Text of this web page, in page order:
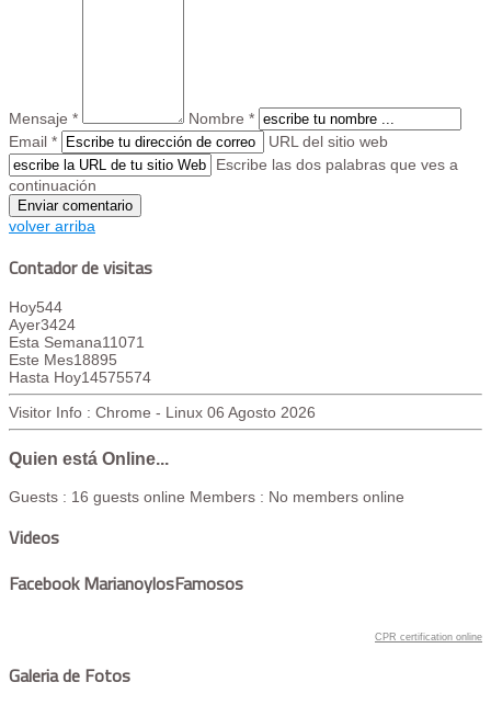
Mensaje *
Nombre *
Email *
URL del sitio web
Escribe las dos palabras que ves a
continuación
volver arriba
Contador de visitas
Hoy544
Ayer3424
Esta Semana11071
Este Mes18895
Hasta Hoy14575574
Visitor Info : Chrome - Linux 06 Agosto 2026
Quien está Online...
Guests : 16 guests online Members : No members online
Videos
Facebook MarianoylosFamosos
CPR certification online
Galeria de Fotos